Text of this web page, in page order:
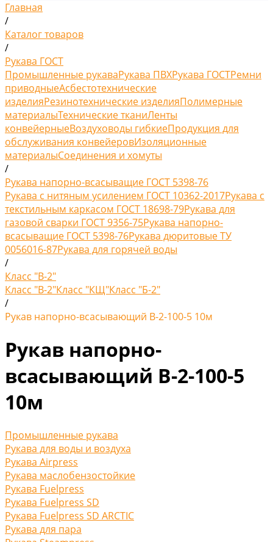
Главная
/
Каталог товаров
/
Рукава ГОСТ
Промышленные рукаваРукава ПВХРукава ГОСТРемни
приводныеАсбестотехнические
изделияРезинотехнические изделияПолимерные
материалыТехнические тканиЛенты
конвейерныеВоздуховоды гибкиеПродукция для
обслуживания конвейеровИзоляционные
материалыСоединения и хомуты
/
Рукава напорно-всасыващие ГОСТ 5398-76
Рукава с нитяным усилением ГОСТ 10362-2017Рукава с
текстильным каркасом ГОСТ 18698-79Рукава для
газовой сварки ГОСТ 9356-75Рукава напорно-
всасыващие ГОСТ 5398-76Рукава дюритовые ТУ
0056016-87Рукава для горячей воды
/
Класс "В-2"
Класс "В-2"Класс "КЩ"Класс "Б-2"
/
Рукав напорно-всасывающий В-2-100-5 10м
Рукав напорно-
всасывающий В-2-100-5
10м
Промышленные рукава
Рукава для воды и воздуха
Рукава Airpress
Рукава маслобензостойкие
Рукава Fuelpress
Рукава Fuelpress SD
Рукава Fuelpress SD ARCTIC
Рукава для пара